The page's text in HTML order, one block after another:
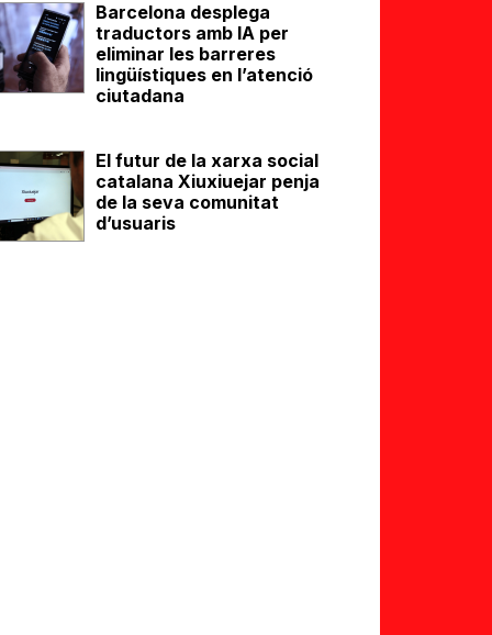
Barcelona desplega
traductors amb IA per
eliminar les barreres
lingüístiques en l’atenció
ciutadana
El futur de la xarxa social
catalana Xiuxiuejar penja
de la seva comunitat
d’usuaris